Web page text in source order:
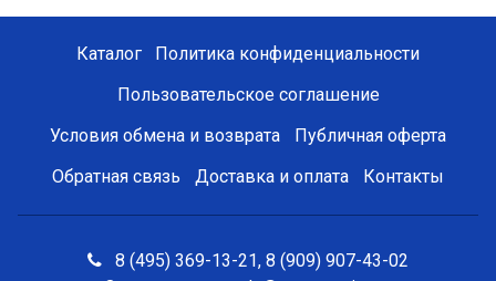
Каталог
Политика конфиденциальности
Пользовательское соглашение
Условия обмена и возврата
Публичная оферта
Обратная связь
Доставка и оплата Контакты
8 (495) 369-13-21, 8 (909) 907-43-02